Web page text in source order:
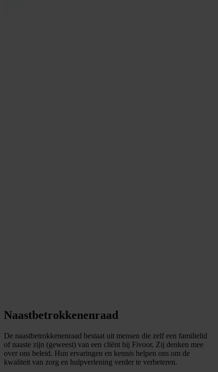
Naastbetrokkenenraad
De naastbetrokkenenraad bestaat uit mensen die zelf een familielid
of naaste zijn (geweest) van een cliënt bij Fivoor. Zij denken mee
over ons beleid. Hun ervaringen en kennis helpen ons om de
kwaliteit van zorg en hulpverlening verder te verbeteren.